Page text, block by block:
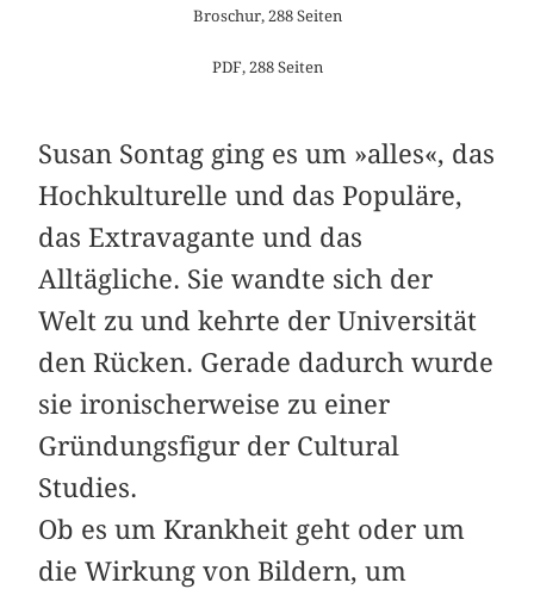
Broschur, 288 Seiten
PDF, 288 Seiten
Susan Sontag ging es um »alles«, das
Hochkulturelle und das Populäre,
das Extravagante und das
Alltägliche. Sie wandte sich der
Welt zu und kehrte der Universität
den Rücken. Gerade dadurch wurde
sie ironischerweise zu einer
Gründungsfigur der Cultural
Studies.
Ob es um Krankheit geht oder um
die Wirkung von Bildern, um